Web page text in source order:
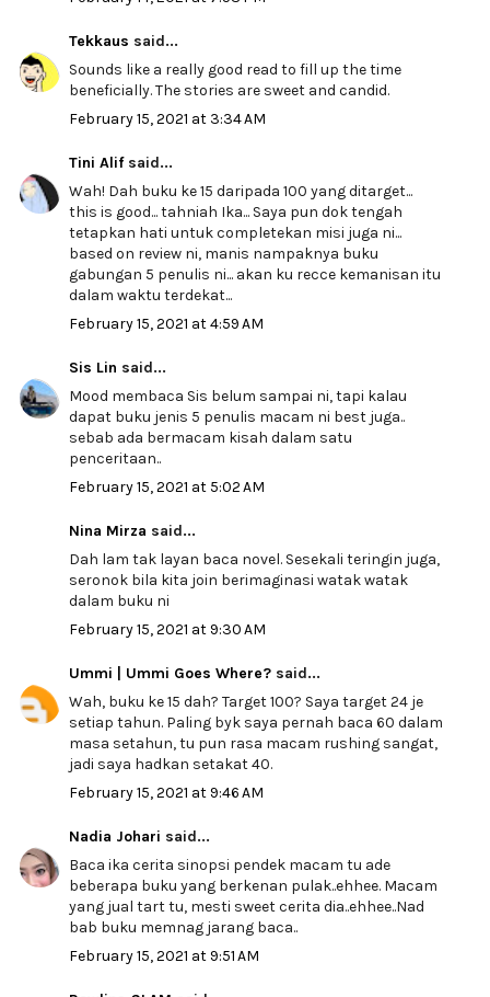
Tekkaus said...
Sounds like a really good read to fill up the time
beneficially. The stories are sweet and candid.
February 15, 2021 at 3:34 AM
Tini Alifsaid...
Wah! Dah buku ke 15 daripada 100 yang ditarget...
this is good... tahniah Ika... Saya pun dok tengah
tetapkan hati untuk completekan misi juga ni...
based on review ni, manis nampaknya buku
gabungan 5 penulis ni... akan ku recce kemanisan itu
dalam waktu terdekat...
February 15, 2021 at 4:59 AM
Sis Lin said...
Mood membaca Sis belum sampai ni, tapi kalau
dapat buku jenis 5 penulis macam ni best juga..
sebab ada bermacam kisah dalam satu
penceritaan..
February 15, 2021 at 5:02 AM
Nina Mirza said...
Dah lam tak layan baca novel. Sesekali teringin juga,
seronok bila kita join berimaginasi watak watak
dalam buku ni
February 15, 2021 at 9:30 AM
Ummi | Ummi Goes Where?said...
Wah, buku ke 15 dah? Target 100? Saya target 24 je
setiap tahun. Paling byk saya pernah baca 60 dalam
masa setahun, tu pun rasa macam rushing sangat,
jadi saya hadkan setakat 40.
February 15, 2021 at 9:46 AM
Nadia Johari said...
Baca ika cerita sinopsi pendek macam tu ade
beberapa buku yang berkenan pulak..ehhee. Macam
yang jual tart tu, mesti sweet cerita dia..ehhee..Nad
bab buku memnag jarang baca..
February 15, 2021 at 9:51 AM